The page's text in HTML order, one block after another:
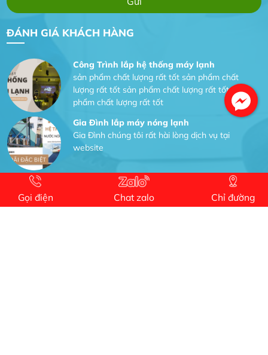
ĐÁNH GIÁ KHÁCH HÀNG
Dịch vụ MoTor
Công Trình lắp hệ thống máy lạnh
sản phẩm chất lượng rất tốt sản phẩm chất
lượng rất tốt sản phẩm chất lượng rất tốt sản
phẩm chất lượng rất tốt
Gia Đình lắp máy nóng lạnh
Gia Đình chúng tôi rất hài lòng dịch vụ tại
website
Dự án nhà phố đẹp lên nhờ đội thợ điện từ dịch
vụ
Gọi điện Chat zalo Chỉ đường